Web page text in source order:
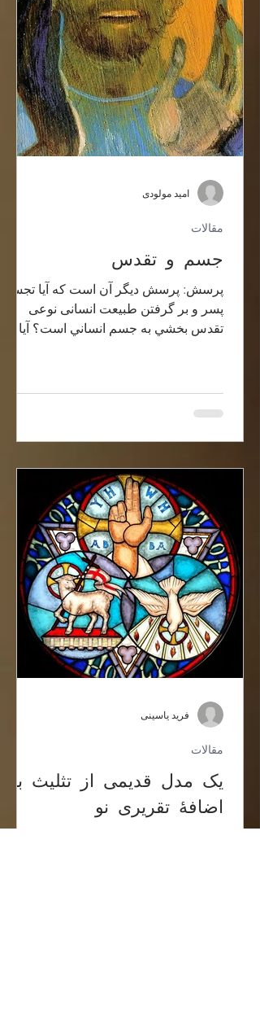
جسم و تقدس
پرسش: پرسش ديگر آن است كه آيا تجسم
پسر و بر گرفتن طبيعت انسانی نوعی
تقدس بخشي به جسم انساني است؟ آيا در
مقالات
امید مولودی
یک مدل قدیمی از تثلیث به
اضافۀ تقریری نو
مقالات
فرید یاسینی